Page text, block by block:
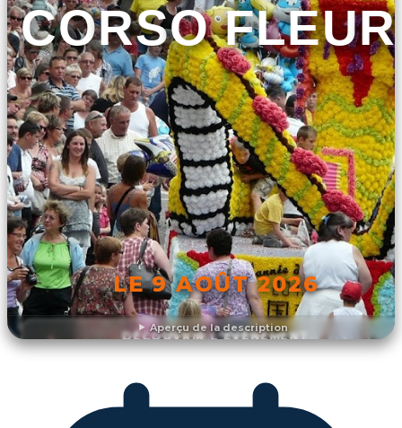
Aperçu de la description
CORSO
LE 9 AOÛT 2026
DÉCOUVRIR L'ÉVÉNEMENT